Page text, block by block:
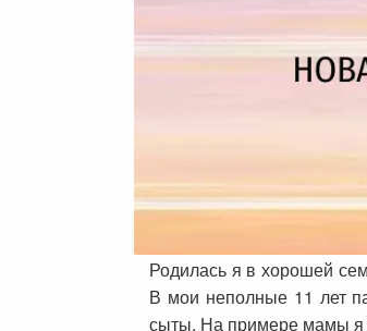
Родилась я в хорошей
В мои неполные 11 лет
сыты. На примере мамы я